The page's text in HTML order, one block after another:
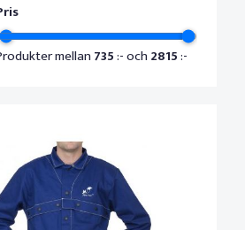
mellan 735:- och 2815:-